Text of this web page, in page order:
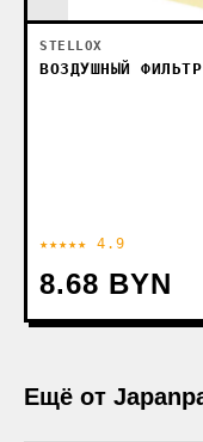
STELLOX
ВОЗДУШНЫЙ
★★★★★ 4.9
8.68 BYN
Ещё от